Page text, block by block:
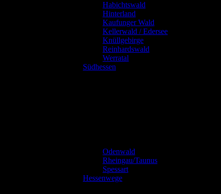
Habichtswald
Hinterland
Kaufunger Wald
Kellerwald / Edersee
Knüllgebirge
Reinhardswald
Werratal
Südhessen
Odenwald
Rheingau/Taunus
Spessart
Hessenwege